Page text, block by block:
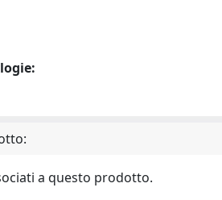
a questo prodotto.